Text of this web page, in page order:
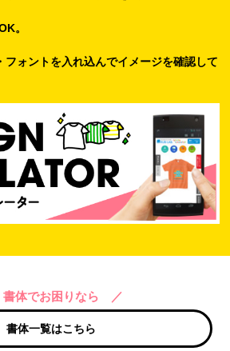
。
フォントを入れ込んでイメージを確認して
体でお困りなら ／
書体一覧はこちら